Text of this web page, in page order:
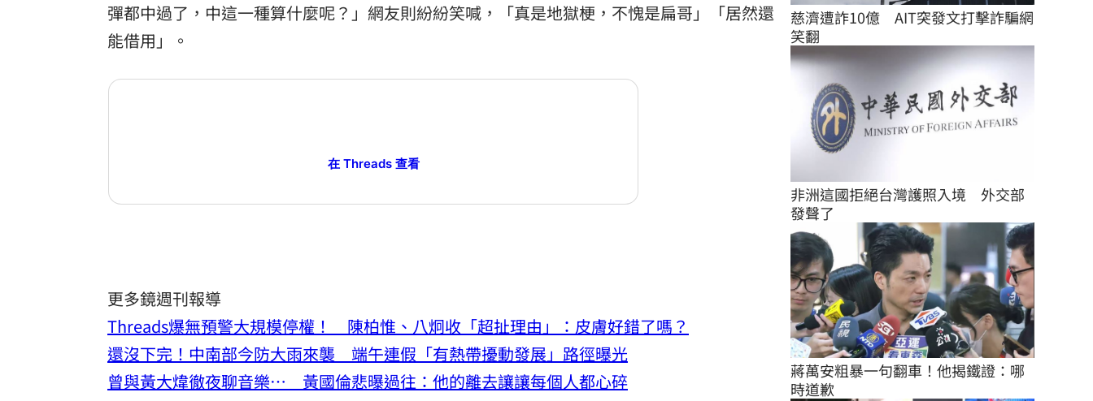
彈都中過了，中這一種算什麼呢？」網友則紛紛笑喊，「真是地獄梗，不愧是扁哥」「居然還
能借用」。
在 Threads 查看
更多鏡週刊報導
Threads爆無預警大規模停權！ 陳柏惟、八炯收「超扯理由」：皮膚好錯了嗎？
還沒下完！中南部今防大雨來襲 端午連假「有熱帶擾動發展」路徑曝光
曾與黃大煒徹夜聊音樂… 黃國倫悲曝過往：他的離去讓讓每個人都心碎
慈濟遭詐10億　AIT突發文打擊詐騙網
笑翻
非洲這國拒絕台灣護照入境　外交部
發聲了
蔣萬安粗暴一句翻車！他揭鐵證：哪
時道歉